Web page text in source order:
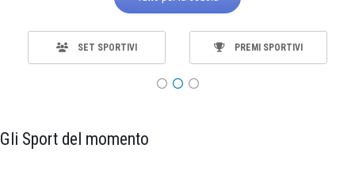
SET SPORTIVI PREMI SPORTIVI
Gli Sport del momento